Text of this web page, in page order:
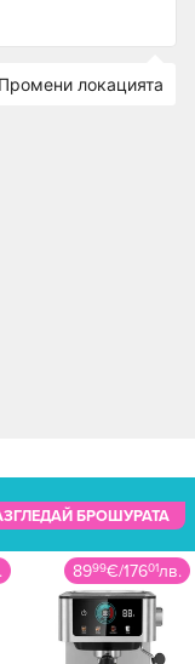
БРОШУРАТА
8999€/17601лв.